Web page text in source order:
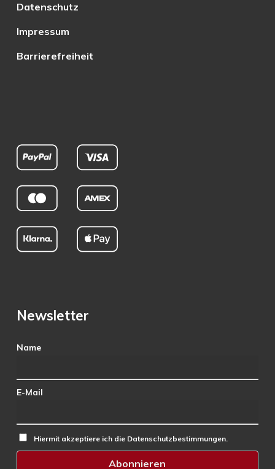
Datenschutz
Impressum
Barrierefreiheit
Newsletter
Name
E-Mail
Hiermit akzeptiere ich die Datenschutzbestimmungen.